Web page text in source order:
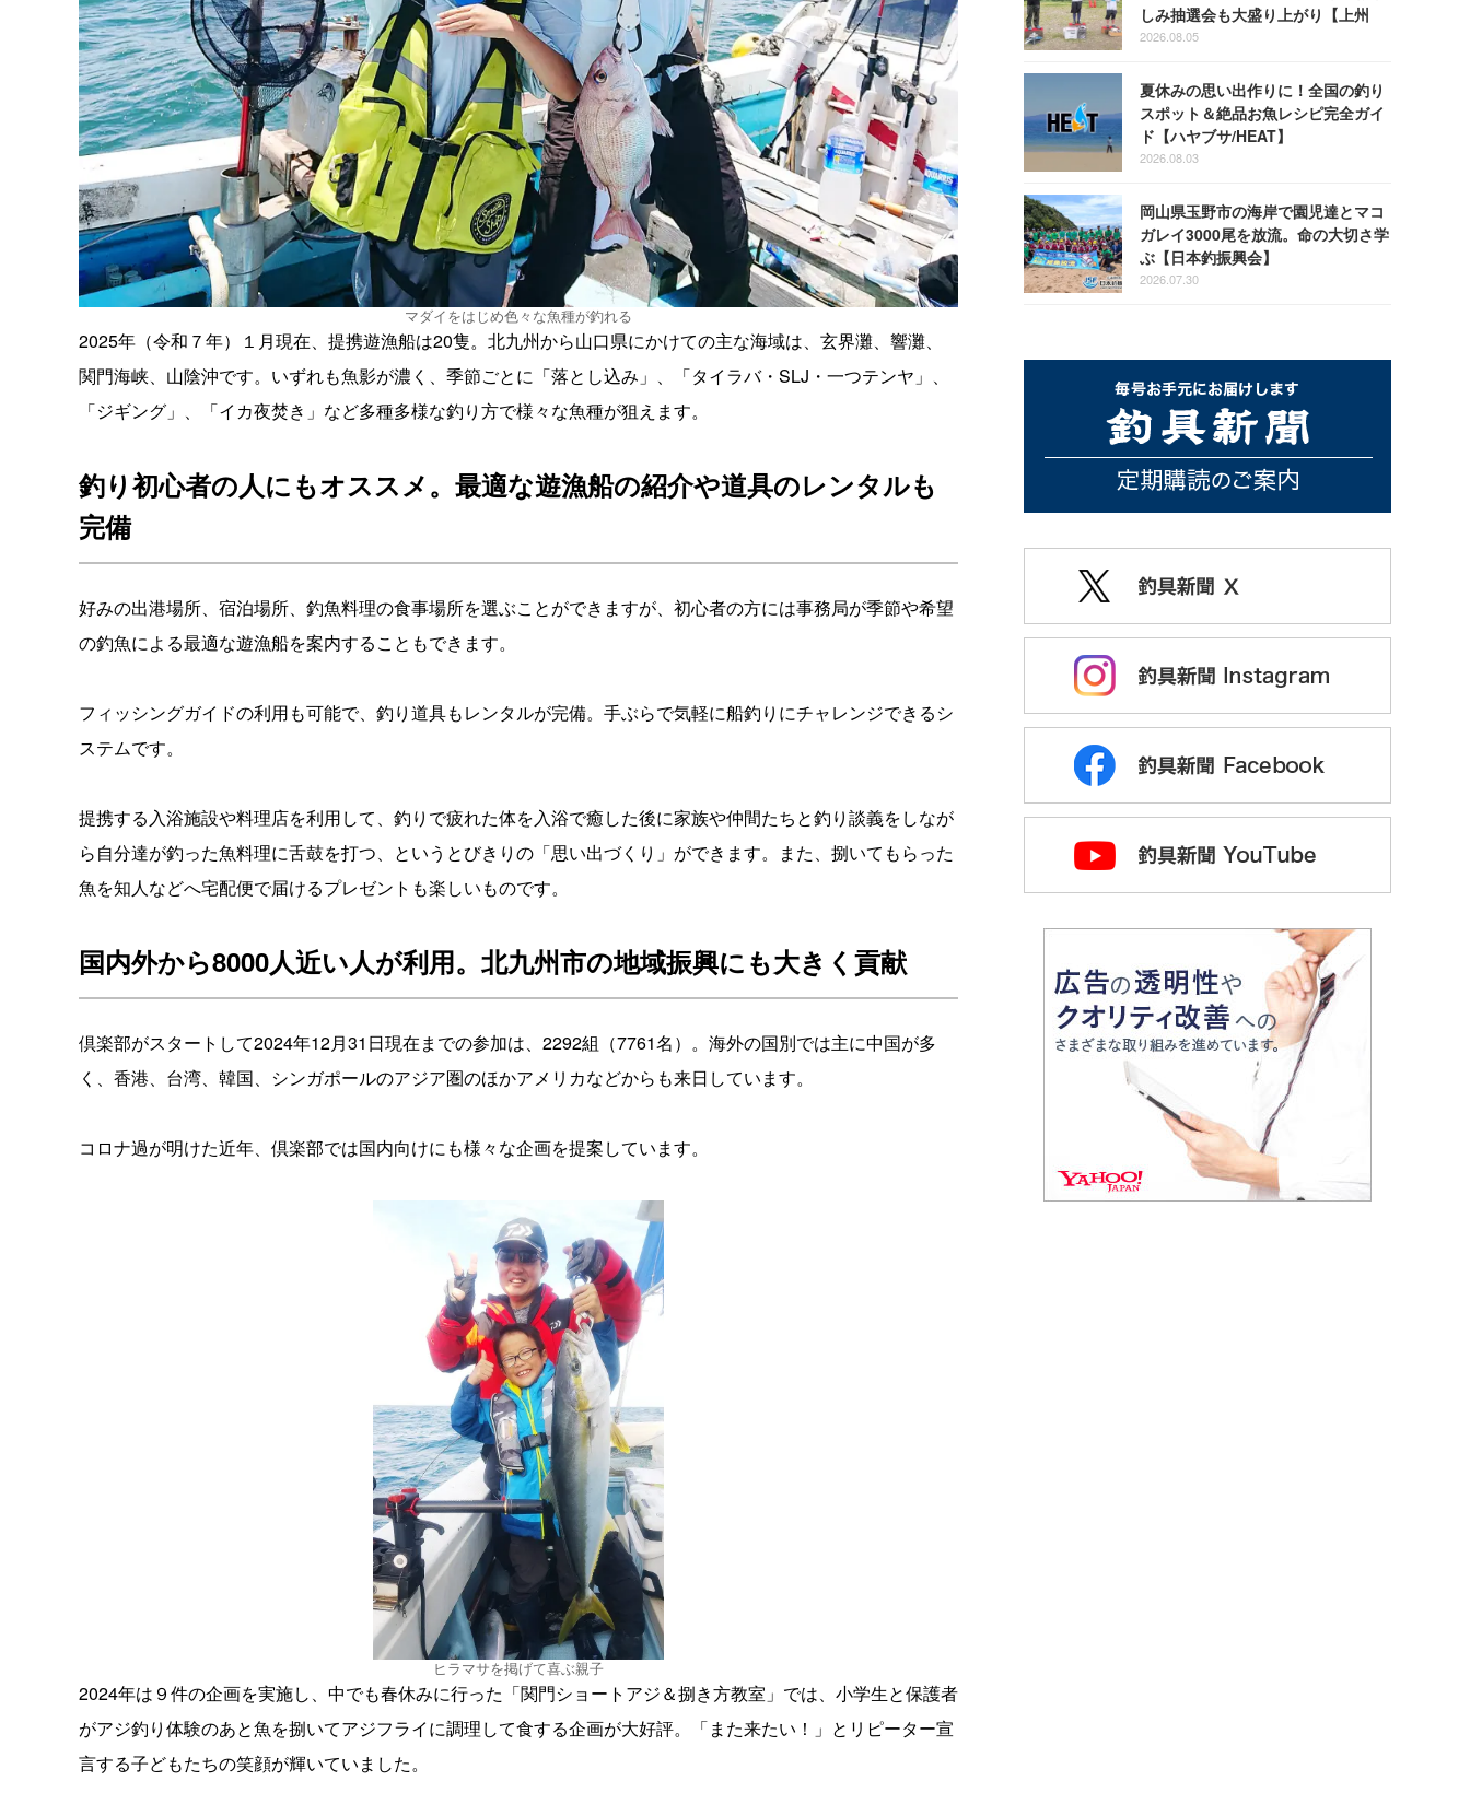
マダイをはじめ色々な魚種が釣れる
2025年（令和７年）１月現在、提携遊漁船は20隻。北九州から山口県にかけての主な海域は、玄界灘、響灘、
関門海峡、山陰沖です。いずれも魚影が濃く、季節ごとに「落とし込み」、「タイラバ・SLJ・一つテンヤ」、
「ジギング」、「イカ夜焚き」など多種多様な釣り方で様々な魚種が狙えます。
釣り初心者の人にもオススメ。最適な遊漁船の紹介や道具のレンタルも
完備
好みの出港場所、宿泊場所、釣魚料理の食事場所を選ぶことができますが、初心者の方には事務局が季節や希望
の釣魚による最適な遊漁船を案内することもできます。
フィッシングガイドの利用も可能で、釣り道具もレンタルが完備。手ぶらで気軽に船釣りにチャレンジできるシ
ステムです。
提携する入浴施設や料理店を利用して、釣りで疲れた体を入浴で癒した後に家族や仲間たちと釣り談義をしなが
ら自分達が釣った魚料理に舌鼓を打つ、というとびきりの「思い出づくり」ができます。また、捌いてもらった
魚を知人などへ宅配便で届けるプレゼントも楽しいものです。
国内外から8000人近い人が利用。北九州市の地域振興にも大きく貢献
倶楽部がスタートして2024年12月31日現在までの参加は、2292組（7761名）。海外の国別では主に中国が多
く、香港、台湾、韓国、シンガポールのアジア圏のほかアメリカなどからも来日しています。
コロナ過が明けた近年、倶楽部では国内向けにも様々な企画を提案しています。
ヒラマサを掲げて喜ぶ親子
2024年は９件の企画を実施し、中でも春休みに行った「関門ショートアジ＆捌き方教室」では、小学生と保護者
がアジ釣り体験のあと魚を捌いてアジフライに調理して食する企画が大好評。「また来たい！」とリピーター宣
言する子どもたちの笑顔が輝いていました。
しみ抽選会も大盛り上がり【上州
屋】
2026.08.05
夏休みの思い出作りに！全国の釣り
スポット＆絶品お魚レシピ完全ガイ
ド【ハヤブサ/HEAT】
2026.08.03
岡山県玉野市の海岸で園児達とマコ
ガレイ3000尾を放流。命の大切さ学
ぶ【日本釣振興会】
2026.07.30